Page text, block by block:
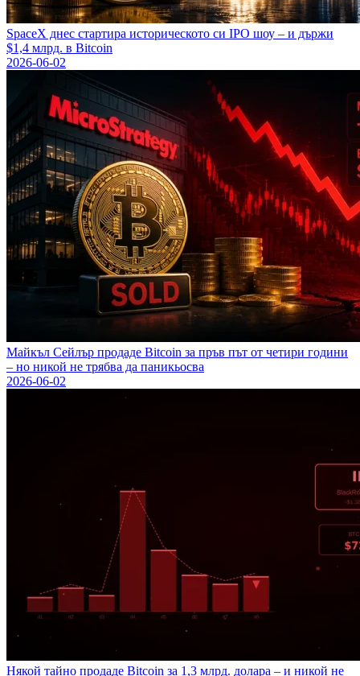
SpaceX днес стартира историческото си IPO шоу – и държи
$1,4 млрд. в Bitcoin
2026-06-02
Майкъл Сейлър продаде Bitcoin за пръв път от четири години
– но никой не трябва да паникьосва
2026-06-02
Някой тайно продаде Bitcoin за 1,3 млрд. долара – и никой не